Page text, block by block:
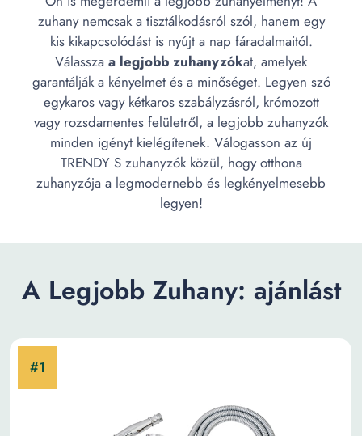
zuhany nemcsak a tisztálkodásról szól, hanem egy
kis kikapcsolódást is nyújt a nap fáradalmaitól.
Válassza a legjobb zuhanyzókat, amelyek
garantálják a kényelmet és a minőséget. Legyen szó
egykaros vagy kétkaros szabályzásról, krómozott
vagy rozsdamentes felületről, a legjobb zuhanyzók
minden igényt kielégítenek. Válogasson az új
TRENDY S zuhanyzók közül, hogy otthona
zuhanyzója a legmodernebb és legkényelmesebb
legyen!
A Legjobb Zuhany: ajánlást